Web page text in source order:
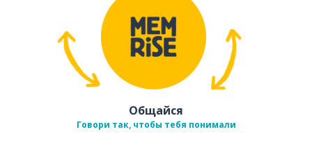
Общайся
Говори так, чтобы тебя понимали